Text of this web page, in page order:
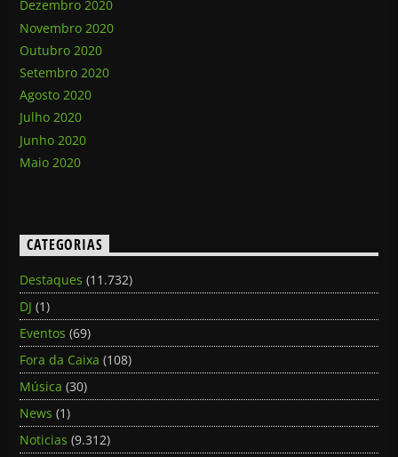
Dezembro 2020
Novembro 2020
Outubro 2020
Setembro 2020
Agosto 2020
Julho 2020
Junho 2020
Maio 2020
CATEGORIAS
Destaques (11.732)
DJ (1)
Eventos (69)
Fora da Caixa (108)
Música (30)
News (1)
Noticias (9.312)